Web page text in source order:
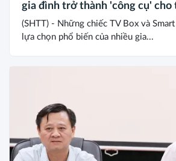
gia đình trở thành 'công cụ' cho
(SHTT) - Những chiếc TV Box và
lựa chọn phổ biến của nhiều gia...